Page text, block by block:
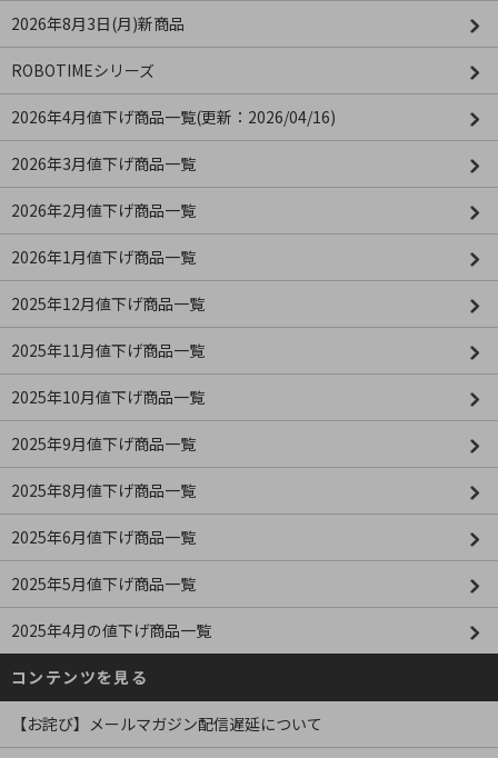
2026年8月3日(月)新商品
ROBOTIMEシリーズ
2026年4月値下げ商品一覧(更新：2026/04/16)
2026年3月値下げ商品一覧
2026年2月値下げ商品一覧
2026年1月値下げ商品一覧
2025年12月値下げ商品一覧
2025年11月値下げ商品一覧
2025年10月値下げ商品一覧
2025年9月値下げ商品一覧
2025年8月値下げ商品一覧
2025年6月値下げ商品一覧
2025年5月値下げ商品一覧
2025年4月の値下げ商品一覧
コンテンツを見る
【お詫び】メールマガジン配信遅延について